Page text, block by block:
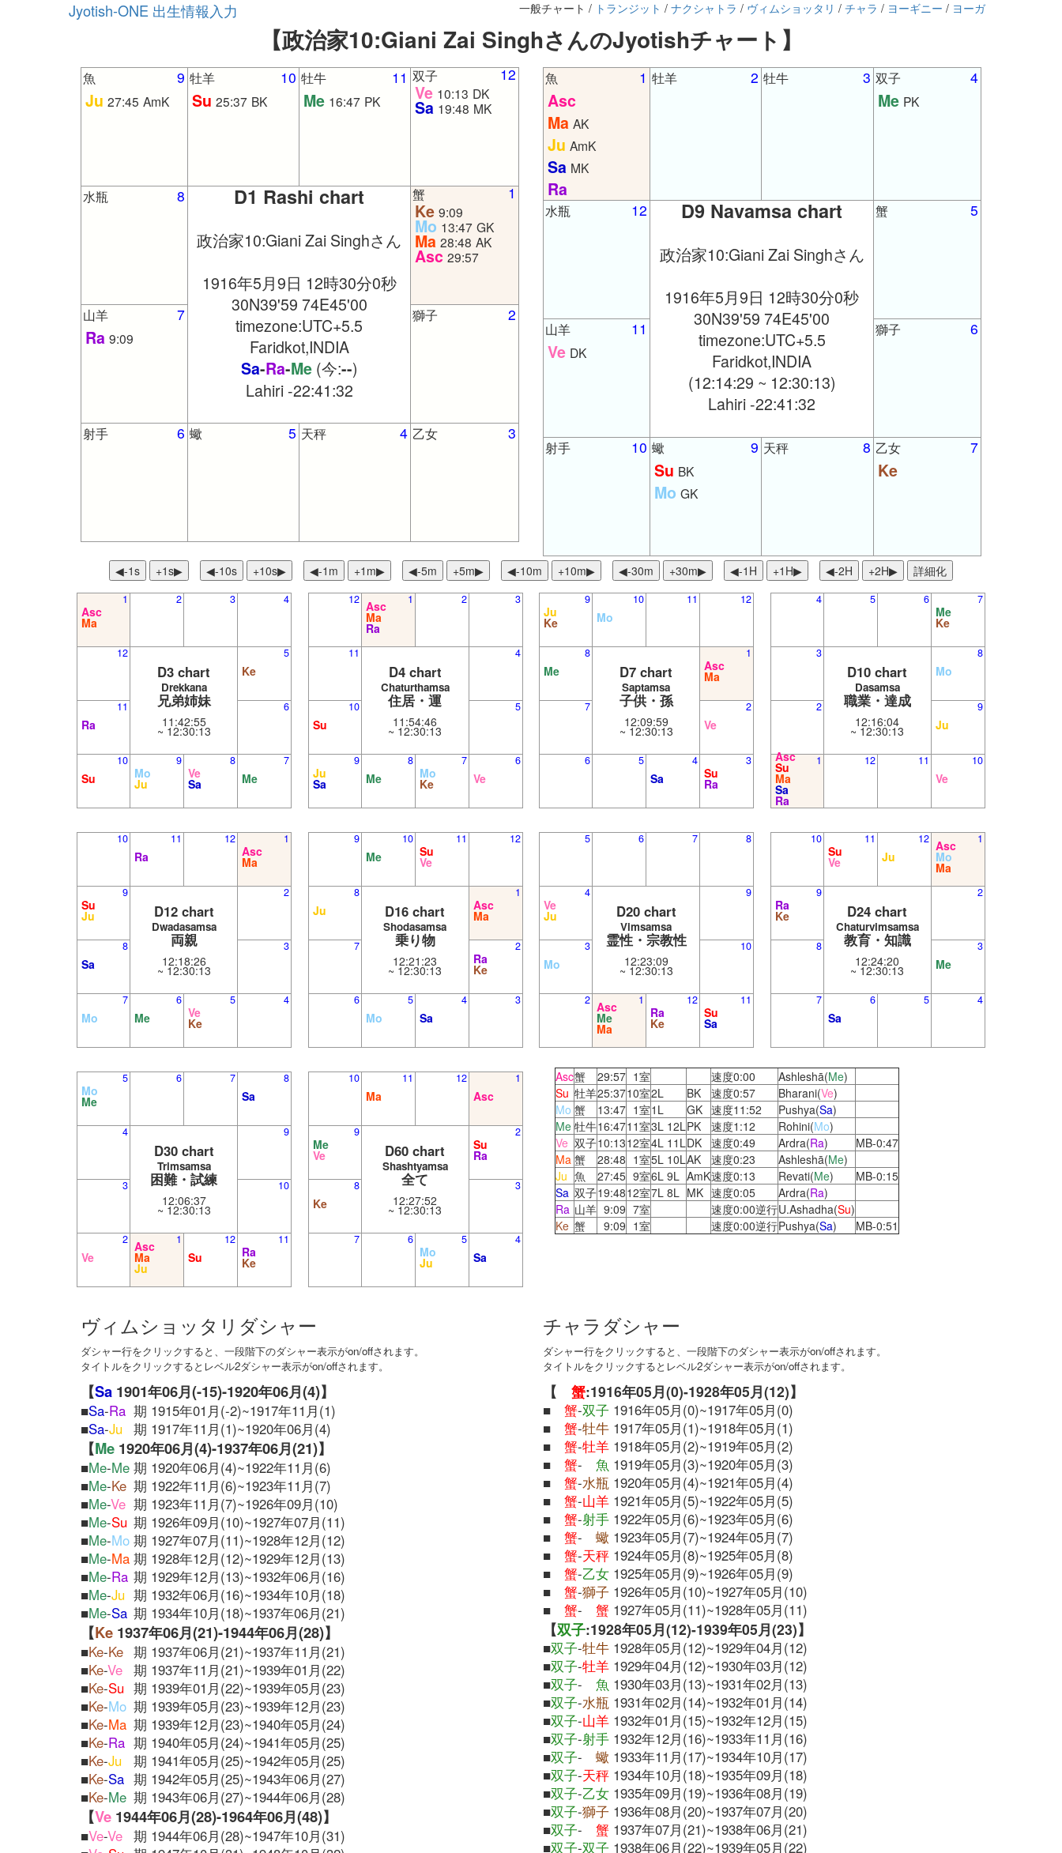
Jyotish-ONE 出生情報入力 一般チャート / トランジット / ナクシャトラ / ヴィムショッタリ / チャラ / ヨーギニー / ヨーガ
【政治家10:Giani Zai SinghさんのJyotishチャート】
9
魚
Ju 27:45 AmK
10
牡羊
Su 25:37 BK
11
牡牛
Me 16:47 PK
12
双子
Ve 10:13 DK
Sa 19:48 MK
8
水瓶 D1 Rashi chart
政治家10:Giani Zai Singhさん
1916年5月9日 12時30分0秒
30N39'59 74E45'00
timezone:UTC+5.5
Faridkot,INDIA
Sa-Ra-Me(今:--)
Lahiri -22:41:32
1
蟹
Ke 9:09
Mo 13:47 GK
Ma 28:48 AK
Asc 29:57
7
山羊
Ra 9:09
2
獅子
6
射手 5
蠍 4
天秤 3
乙女
1
魚
Asc
Ma AK
Ju AmK
Sa MK
Ra
2
牡羊 3
牡牛 4
双子
Me PK
12
水瓶 D9 Navamsa chart
政治家10:Giani Zai Singhさん
1916年5月9日 12時30分0秒
30N39'59 74E45'00
timezone:UTC+5.5
Faridkot,INDIA
(12:14:29 ~ 12:30:13)
Lahiri -22:41:32
5
蟹
11
山羊
Ve DK
6
獅子
10
射手 9
蠍
Su BK
Mo GK
8
天秤 7
乙女
Ke
◀︎-1s +1s▶ ◀︎-10s +10s▶ ◀︎-1m +1m▶ ◀︎-5m +5m▶ ◀︎-10m +10m▶︎ ◀︎-30m +30m▶︎ ◀︎-1H +1H▶ ◀︎-2H +2H▶ 詳細化
Asc
Ma
1 2 3 4
12
D3 chart
Drekkana
兄弟姉妹
11:42:55
~ 12:30:13
Ke
5
Ra
11 6
Su
10
Mo
Ju
9
Ve
Sa
8
Me
7
12 Asc
Ma
Ra
1 2 3
11
D4 chart
Chaturthamsa
住居・運
11:54:46
~ 12:30:13
4
Su
10 5
Ju
Sa
9
Me
8
Mo
Ke
7
Ve
6
Ju
Ke
9
Mo
10 11 12
Me
8
D7 chart
Saptamsa
子供・孫
12:09:59
~ 12:30:13
Asc
Ma
1
7
Ve
2
6 5
Sa
4
Su
Ra
3
4 5 6
Me
Ke
7
3
D10 chart
Dasamsa
職業・達成
12:16:04
~ 12:30:13
Mo
8
2
Ju
9
Asc
Su
Ma
Sa
Ra
1 12 11
Ve
10
10
Ra
11 12
Asc
Ma
1
Su
Ju
9
D12 chart
Dwadasamsa
両親
12:18:26
~ 12:30:13
2
Sa
8 3
Mo
7
Me
6
Ve
Ke
5 4
9
Me
10
Su
Ve
11 12
Ju
8
D16 chart
Shodasamsa
乗り物
12:21:23
~ 12:30:13
Asc
Ma
1
7
Ra
Ke
2
6
Mo
5
Sa
4 3
5 6 7 8
Ve
Ju
4
D20 chart
Vimsamsa
霊性・宗教性
12:23:09
~ 12:30:13
9
Mo
3 10
2 Asc
Me
Ma
1
Ra
Ke
12
Su
Sa
11
10
Su
Ve
11
Ju
12 Asc
Mo
Ma
1
Ra
Ke
9
D24 chart
Chaturvimsamsa
教育・知識
12:24:20
~ 12:30:13
2
8
Me
3
7
Sa
6 5 4
Mo
Me
5 6 7
Sa
8
4
D30 chart
Trimsamsa
困難・試練
12:06:37
~ 12:30:13
9
3 10
Ve
2 Asc
Ma
Ju
1
Su
12
Ra
Ke
11
10
Ma
11 12
Asc
1
Me
Ve
9
D60 chart
Shashtyamsa
全て
12:27:52
~ 12:30:13
Su
Ra
2
Ke
8 3
7 6
Mo
Ju
5
Sa
4
Asc蟹 29:57 1室 速度0:00 Ashleshā(Me)
Su 牡羊25:3710室2L BK 速度0:57 Bharani(Ve)
Mo 蟹 13:47 1室1L GK 速度11:52 Pushya(Sa)
Me 牡牛16:4711室3L 12LPK 速度1:12 Rohini(Mo)
Ve 双子10:1312室4L 11LDK 速度0:49 Ardra(Ra)
MB-0:47
Ma 蟹 28:48 1室5L 10LAK 速度0:23 Ashleshā(Me)
Ju 魚 27:45 9室6L 9L AmK速度0:13 Revati(Me)
MB-0:15
Sa 双子19:4812室7L 8L MK 速度0:05 Ardra(Ra)
Ra 山羊 9:09 7室 速度0:00逆行U.Ashadha(Su)
Ke 蟹 9:09 1室 速度0:00逆行Pushya(Sa) MB-0:51
ヴィムショッタリダシャー
ダシャー行をクリックすると、一段階下のダシャー表示がon/offされます。
タイトルをクリックするとレベル2ダシャー表示がon/offされます。
【Sa 1901年06月(-15)-1920年06月(4)】
■Sa-Ra 期 1915年01月(-2)~1917年11月(1)
■Sa-Ju 期 1917年11月(1)~1920年06月(4)
【Me 1920年06月(4)-1937年06月(21)】
■Me-Me 期 1920年06月(4)~1922年11月(6)
■Me-Ke 期 1922年11月(6)~1923年11月(7)
■Me-Ve 期 1923年11月(7)~1926年09月(10)
■Me-Su 期 1926年09月(10)~1927年07月(11)
■Me-Mo 期 1927年07月(11)~1928年12月(12)
■Me-Ma 期 1928年12月(12)~1929年12月(13)
■Me-Ra 期 1929年12月(13)~1932年06月(16)
■Me-Ju 期 1932年06月(16)~1934年10月(18)
■Me-Sa 期 1934年10月(18)~1937年06月(21)
【Ke 1937年06月(21)-1944年06月(28)】
■Ke-Ke 期 1937年06月(21)~1937年11月(21)
■Ke-Ve 期 1937年11月(21)~1939年01月(22)
■Ke-Su 期 1939年01月(22)~1939年05月(23)
■Ke-Mo 期 1939年05月(23)~1939年12月(23)
■Ke-Ma 期 1939年12月(23)~1940年05月(24)
■Ke-Ra 期 1940年05月(24)~1941年05月(25)
■Ke-Ju
期 1941年05月(25)~1942年05月(25)
■Ke-Sa 期 1942年05月(25)~1943年06月(27)
■Ke-Me 期 1943年06月(27)~1944年06月(28)
【Ve 1944年06月(28)-1964年06月(48)】
■Ve-Ve 期 1944年06月(28)~1947年10月(31)
チャラダシャー
ダシャー行をクリックすると、一段階下のダシャー表示がon/offされます。
タイトルをクリックするとレベル2ダシャー表示がon/offされます。
【 蟹:1916年05月(0)-1928年05月(12)】
■ 蟹-双子 1916年05月(0)~1917年05月(0)
■ 蟹-牡牛 1917年05月(1)~1918年05月(1)
■ 蟹-牡羊 1918年05月(2)~1919年05月(2)
■ 蟹- 魚 1919年05月(3)~1920年05月(3)
■ 蟹-水瓶 1920年05月(4)~1921年05月(4)
■ 蟹-山羊 1921年05月(5)~1922年05月(5)
■ 蟹-射手 1922年05月(6)~1923年05月(6)
■ 蟹- 蠍 1923年05月(7)~1924年05月(7)
■ 蟹-天秤 1924年05月(8)~1925年05月(8)
■ 蟹-乙女 1925年05月(9)~1926年05月(9)
■ 蟹-獅子 1926年05月(10)~1927年05月(10)
■ 蟹- 蟹 1927年05月(11)~1928年05月(11)
【双子:1928年05月(12)-1939年05月(23)】
■双子-牡牛 1928年05月(12)~1929年04月(12)
■双子-牡羊 1929年04月(12)~1930年03月(12)
■双子- 魚 1930年03月(13)~1931年02月(13)
■双子-水瓶 1931年02月(14)~1932年01月(14)
■双子-山羊 1932年01月(15)~1932年12月(15)
■双子-射手 1932年12月(16)~1933年11月(16)
■双子- 蠍 1933年11月(17)~1934年10月(17)
■双子-天秤 1934年10月(18)~1935年09月(18)
■双子-乙女 1935年09月(19)~1936年08月(19)
■双子-獅子 1936年08月(20)~1937年07月(20)
■双子- 蟹 1937年07月(21)~1938年06月(21)
■双子-双子 1938年06月(22)~1939年05月(22)